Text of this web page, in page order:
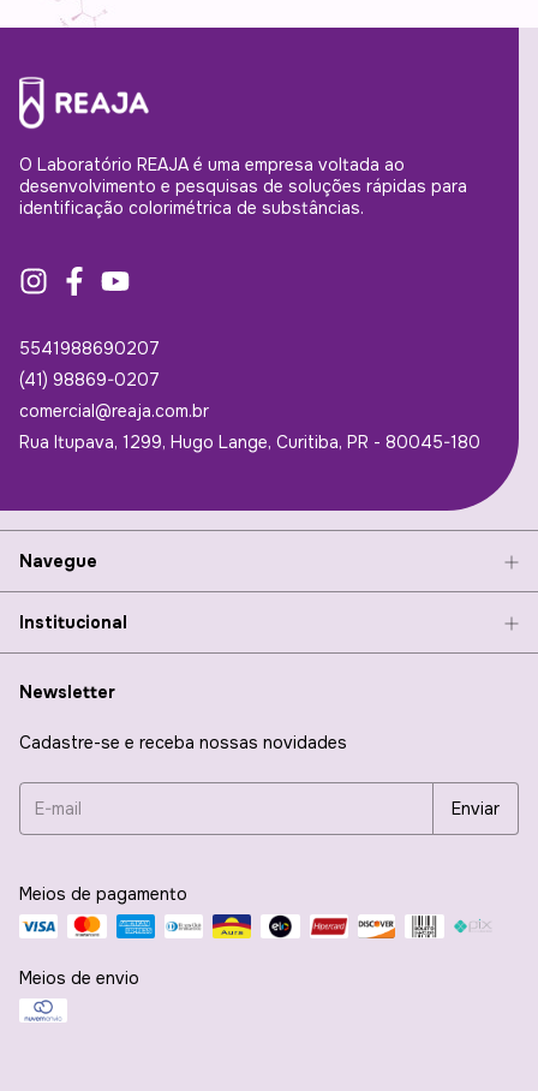
O Laboratório REAJA é uma empresa voltada ao
desenvolvimento e pesquisas de soluções rápidas para
identificação colorimétrica de substâncias.
5541988690207
(41) 98869-0207
comercial@reaja.com.br
Rua Itupava, 1299, Hugo Lange, Curitiba, PR - 80045-180
Navegue
Institucional
Newsletter
Cadastre-se e receba nossas novidades
Meios de pagamento
Meios de envio